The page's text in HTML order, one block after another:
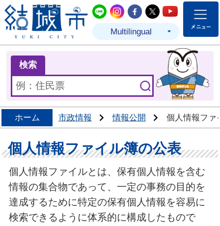
結城市公式LINE
結城市公式Instagram
結城市公式
結城市公式
結城市
Multilingual
検索
ホーム 市政情報 情報公開 個人情報ファ
個人情報ファイル簿の公表
個人情報ファイルとは、保有個人情報を含む
情報の集合物であって、一定の事務の目的を
達成するために特定の保有個人情報を容易に
検索できるように体系的に構成したもので